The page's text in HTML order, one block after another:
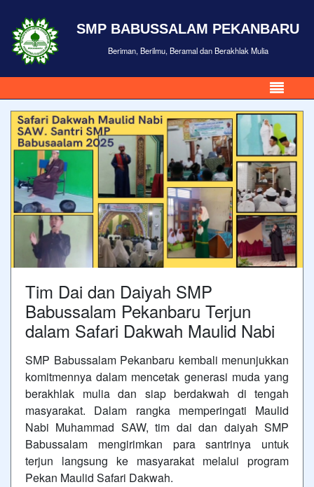
SMP BABUSSALAM PEKANBARU
Beriman, Berilmu, Beramal dan Berakhlak Mulia
Tim Dai dan Daiyah SMP
Babussalam Pekanbaru Terjun
dalam Safari Dakwah Maulid Nabi
SMP Babussalam Pekanbaru kembali menunjukkan
komitmennya dalam mencetak generasi muda yang
berakhlak mulia dan siap berdakwah di tengah
masyarakat. Dalam rangka memperingati Maulid
Nabi Muhammad SAW, tim dai dan daiyah SMP
Babussalam mengirimkan para santrinya untuk
terjun langsung ke masyarakat melalui program
Pekan Maulid Safari Dakwah.